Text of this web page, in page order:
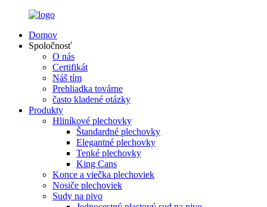
Domov
Spoločnosť
O nás
Certifikát
Náš tím
Prehliadka továrne
často kladené otázky
Produkty
Hliníkové plechovky
Štandardné plechovky
Elegantné plechovky
Tenké plechovky
King Cans
Konce a viečka plechoviek
Nosiče plechoviek
Sudy na pivo